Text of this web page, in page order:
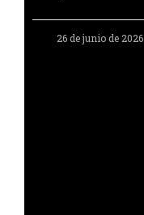
26 de junio de 2026